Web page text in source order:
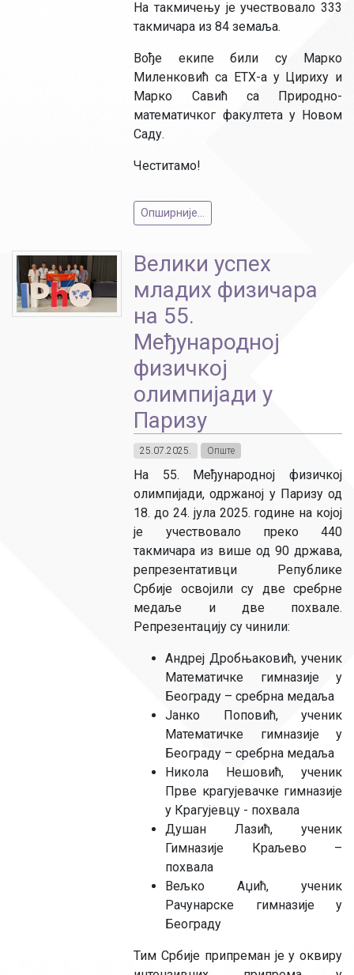
На такмичењу је учествовало 333
такмичара из 84 земаља.
Вође екипе били су Марко
Миленковић са ЕТХ-а у Цириху и
Марко Савић са Природно-
математичког факултета у Новом
Саду.
Честитамо!
Опширније...
Велики успех
младих физичара
на 55.
Међународној
физичкој
олимпијади у
Паризу
25.07.2025. Опште
На 55. Међународној физичкој
олимпијади, одржаној у Паризу од
18. до 24. јула 2025. године на којој
је учествовало преко 440
такмичара из више од 90 држава,
репрезентативци Републике
Србије освојили су две сребрне
медаље и две похвале.
Репрезентацију су чинили:
Андреј Дробњаковић, ученик
Математичке гимназије у
Београду – сребрна медаља
Јанко Поповић, ученик
Математичке гимназије у
Београду – сребрна медаља
Никола Нешовић, ученик
Прве крагујевачке гимназије
у Крагујевцу - похвала
Душан Лазић, ученик
Гимназије Краљево –
похвала
Вељко Аџић, ученик
Рачунарске гимназије у
Београду
Тим Србије припреман је у оквиру